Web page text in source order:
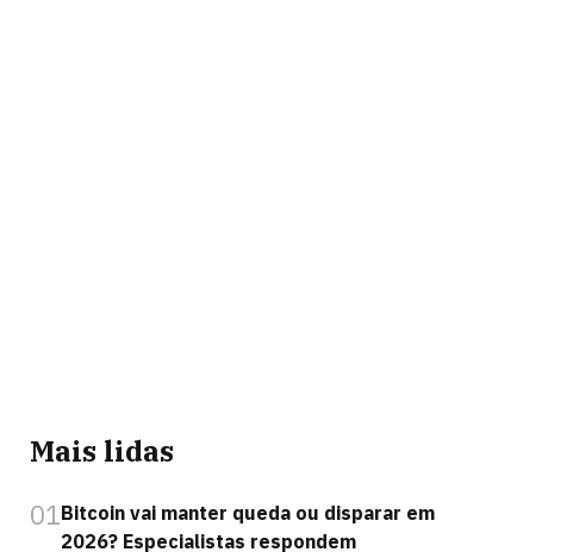
Mais lidas
01Bitcoin vai manter queda ou disparar em
2026? Especialistas respondem